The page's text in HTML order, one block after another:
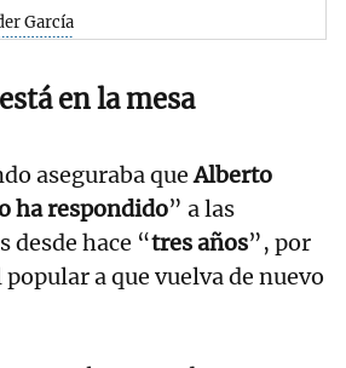
García
en la mesa
aseguraba queAlberto
ha respondido” a las
desde hace “tres años”, por
a que vuelva de nuevo